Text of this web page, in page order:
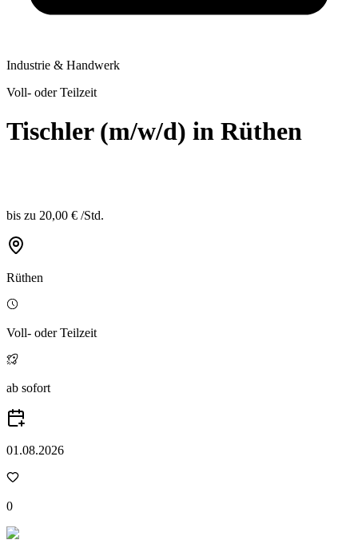
Industrie & Handwerk
Voll- oder Teilzeit
Tischler (m/w/d) in Rüthen
bis zu 20,00 € /Std.
Rüthen
Voll- oder Teilzeit
ab sofort
01.08.2026
0